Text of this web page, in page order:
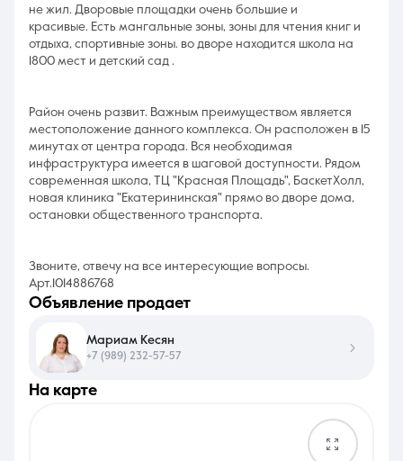
не жил. Дворовые площадки очень большие и
красивые. Есть мангальные зоны, зоны для чтения книг и
отдыха, спортивные зоны. во дворе находится школа на
1800 мест и детский сад .
Район очень развит. Важным преимуществом является
местоположение данного комплекса. Он расположен в 15
минутах от центра города. Вся необходимая
инфраструктура имеется в шаговой доступности. Рядом
современная школа, ТЦ "Красная Площадь", БаскетХолл,
новая клиника "Екатерининская" прямо во дворе дома,
остановки общественного транспорта.
Звоните, отвечу на все интересующие вопросы.
Арт.1014886768
на карте
объявление продает
Мариам Кесян
+7 (989) 232-57-57